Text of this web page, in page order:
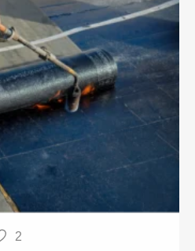
2